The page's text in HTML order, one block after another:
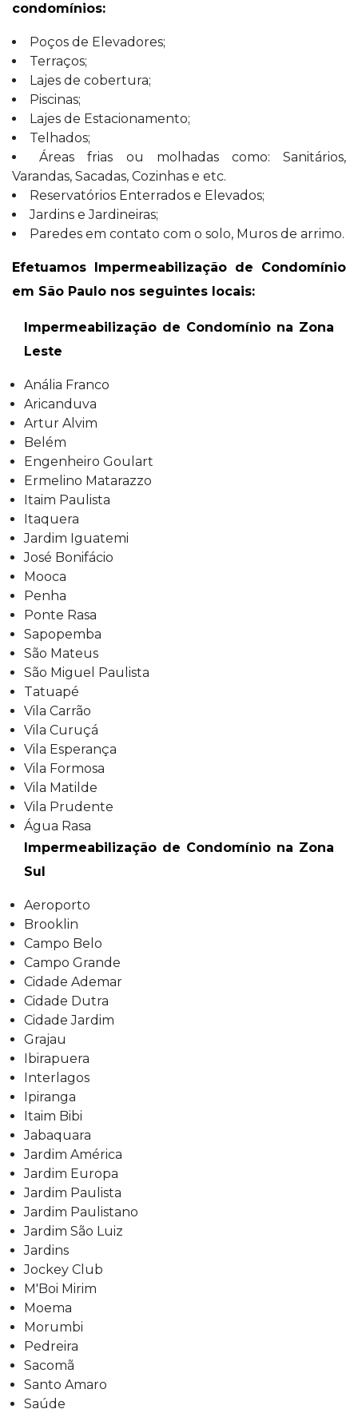
condomínios:
Poços de Elevadores;
Terraços;
Lajes de cobertura;
Piscinas;
Lajes de Estacionamento;
Telhados;
Áreas frias ou molhadas como: Sanitários,
Varandas, Sacadas, Cozinhas e etc.
Reservatórios Enterrados e Elevados;
Jardins e Jardineiras;
Paredes em contato com o solo, Muros de arrimo.
Efetuamos Impermeabilização de Condomínio
em São Paulo nos seguintes locais:
Impermeabilização de Condomínio na Zona
Leste
Anália Franco
Aricanduva
Artur Alvim
Belém
Engenheiro Goulart
Ermelino Matarazzo
Itaim Paulista
Itaquera
Jardim Iguatemi
José Bonifácio
Mooca
Penha
Ponte Rasa
Sapopemba
São Mateus
São Miguel Paulista
Tatuapé
Vila Carrão
Vila Curuçá
Vila Esperança
Vila Formosa
Vila Matilde
Vila Prudente
Água Rasa
Impermeabilização de Condomínio na Zona
Sul
Aeroporto
Brooklin
Campo Belo
Campo Grande
Cidade Ademar
Cidade Dutra
Cidade Jardim
Grajau
Ibirapuera
Interlagos
Ipiranga
Itaim Bibi
Jabaquara
Jardim América
Jardim Europa
Jardim Paulista
Jardim Paulistano
Jardim São Luiz
Jardins
Jockey Club
M'Boi Mirim
Moema
Morumbi
Pedreira
Sacomã
Santo Amaro
Saúde